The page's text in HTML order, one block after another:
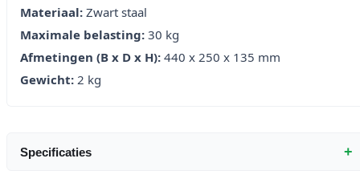
Materiaal: Zwart staal
Maximale belasting: 30 kg
Afmetingen (B x D x H): 440 x 250 x 135 mm
Gewicht: 2 kg
Specificaties +